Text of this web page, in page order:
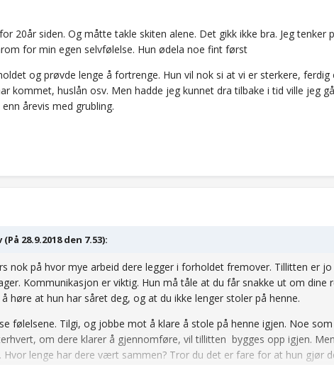
20år siden. Og måtte takle skiten alene. Det gikk ikke bra. Jeg tenker
for min egen selvfølelse. Hun ødela noe fint først
og prøvde lenge å fortrenge. Hun vil nok si at vi er sterkere,
kommet, huslån osv. Men hadde jeg kunnet dra tilbake i tid ville jeg
årevis med grubling.
28.9.2018 den 7.53):
nok på hvor mye arbeid dere legger i forholdet fremover. Tillitten er
Kommunikasjon er viktig. Hun må tåle at du får snakke ut om dine
høre at hun har såret deg, og at du ikke lenger stoler på henne.
følelsene. Tilgi, og jobbe mot å klare å stole på henne igjen. Noe
om dere klarer å gjennomføre, vil tillitten bygges opp igjen.
lenge har dere vært sammen? Tror du det er fare for at hun gjør